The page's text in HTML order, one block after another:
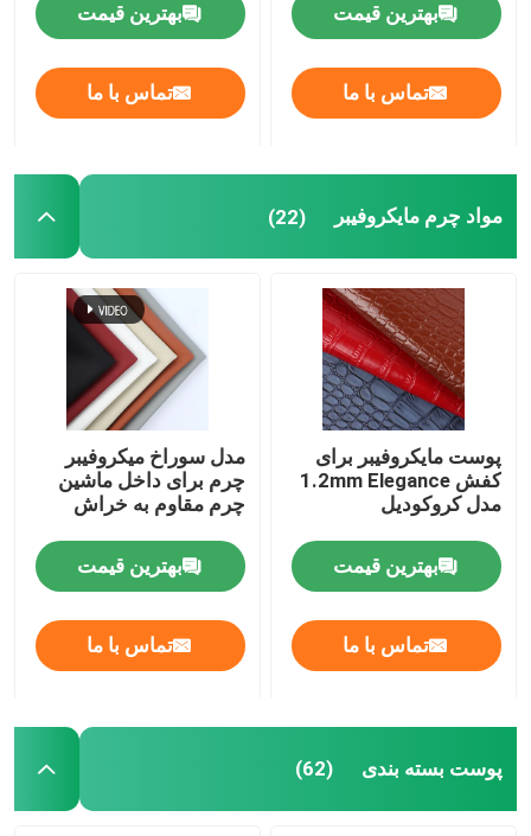
بهترین قیمت
تماس با ما
بهترین قیمت
تماس با ما
مواد چرم مایکروفیبر (22)
پوست مایکروفیبر برای
کفش 1.2mm Elegance
مدل کروکودیل
بهترین قیمت
تماس با ما
مدل سوراخ میکروفیبر
چرم برای داخل ماشین
چرم مقاوم به خراش
بهترین قیمت
تماس با ما
پوست بسته بندی (62)